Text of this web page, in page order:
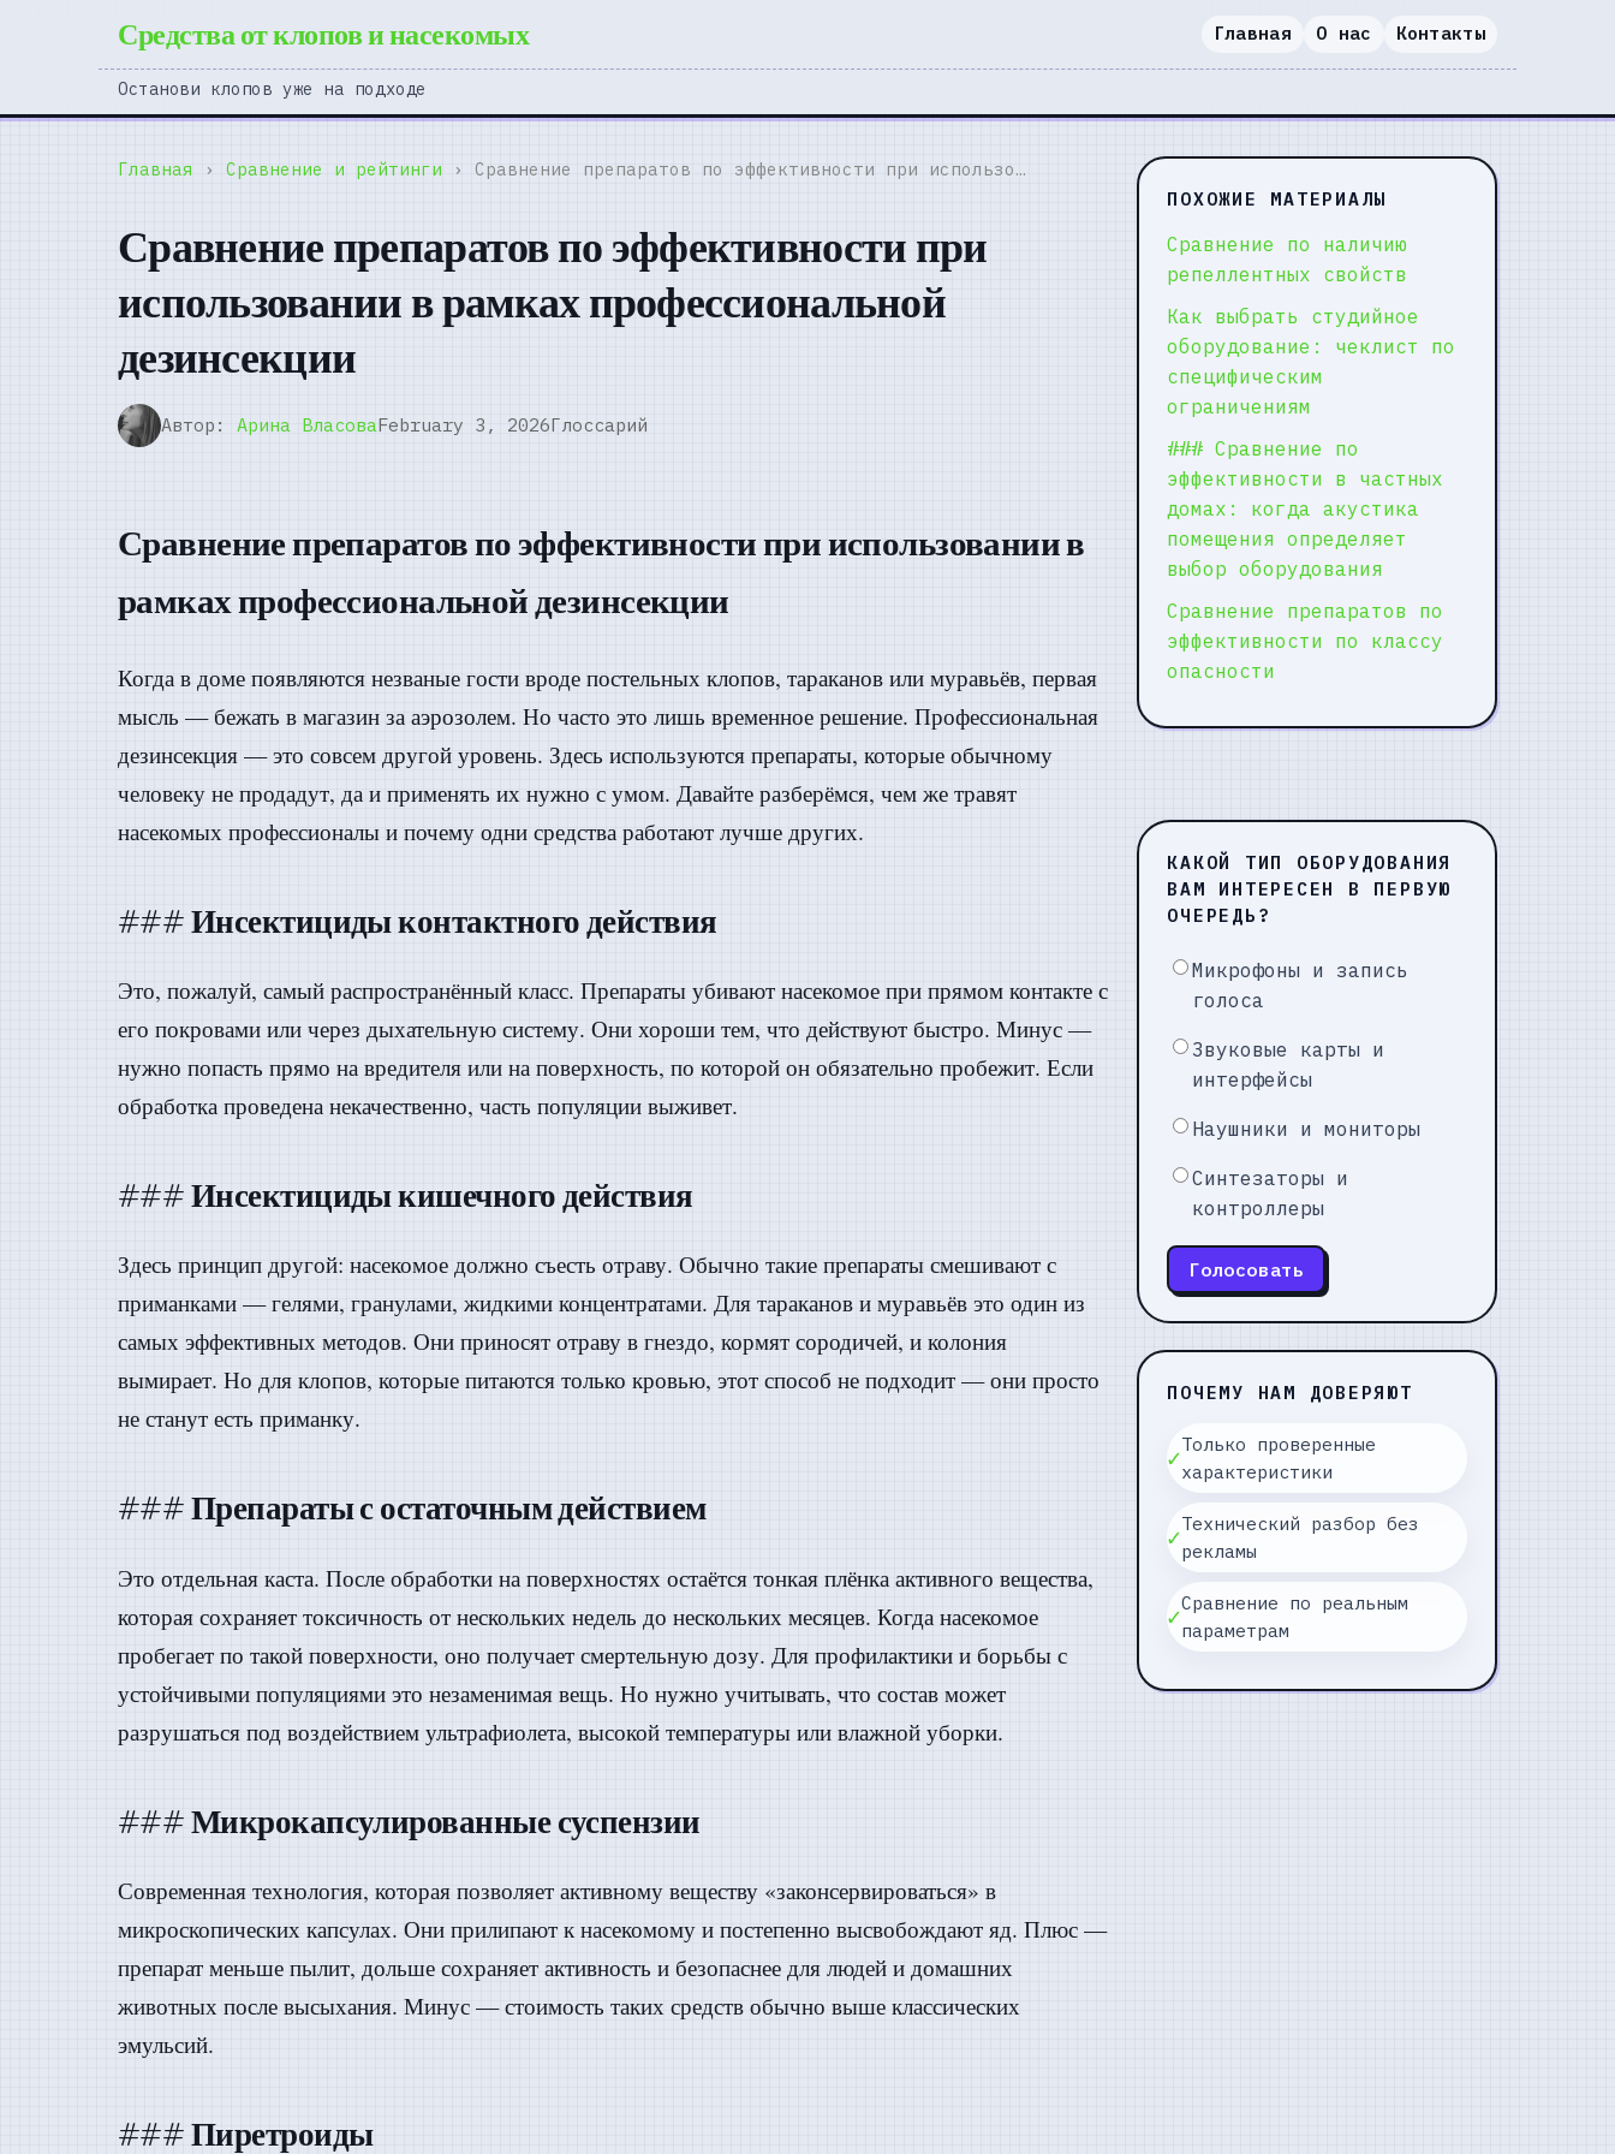
Средства от клопов и насекомых Главная О нас Контакты
Останови клопов уже на подходе
Главная › Сравнение и рейтинги › Сравнение препаратов по эффективности при использо…
Сравнение препаратов по эффективности при
использовании в рамках профессиональной
дезинсекции
Автор: Арина ВласоваFebruary 3, 2026Глоссарий
Сравнение препаратов по эффективности при использовании в
рамках профессиональной дезинсекции
Когда в доме появляются незваные гости вроде постельных клопов, тараканов или муравьёв, первая
мысль — бежать в магазин за аэрозолем. Но часто это лишь временное решение. Профессиональная
дезинсекция — это совсем другой уровень. Здесь используются препараты, которые обычному
человеку не продадут, да и применять их нужно с умом. Давайте разберёмся, чем же травят
насекомых профессионалы и почему одни средства работают лучше других.
### Инсектициды контактного действия
Это, пожалуй, самый распространённый класс. Препараты убивают насекомое при прямом контакте с
его покровами или через дыхательную систему. Они хороши тем, что действуют быстро. Минус —
нужно попасть прямо на вредителя или на поверхность, по которой он обязательно пробежит. Если
обработка проведена некачественно, часть популяции выживет.
### Инсектициды кишечного действия
Здесь принцип другой: насекомое должно съесть отраву. Обычно такие препараты смешивают с
приманками — гелями, гранулами, жидкими концентратами. Для тараканов и муравьёв это один из
самых эффективных методов. Они приносят отраву в гнездо, кормят сородичей, и колония
вымирает. Но для клопов, которые питаются только кровью, этот способ не подходит — они просто
не станут есть приманку.
### Препараты с остаточным действием
Это отдельная каста. После обработки на поверхностях остаётся тонкая плёнка активного вещества,
которая сохраняет токсичность от нескольких недель до нескольких месяцев. Когда насекомое
пробегает по такой поверхности, оно получает смертельную дозу. Для профилактики и борьбы с
устойчивыми популяциями это незаменимая вещь. Но нужно учитывать, что состав может
разрушаться под воздействием ультрафиолета, высокой температуры или влажной уборки.
### Микрокапсулированные суспензии
Современная технология, которая позволяет активному веществу «законсервироваться» в
микроскопических капсулах. Они прилипают к насекомому и постепенно высвобождают яд. Плюс —
препарат меньше пылит, дольше сохраняет активность и безопаснее для людей и домашних
животных после высыхания. Минус — стоимость таких средств обычно выше классических
эмульсий.
### Пиретроиды
ПОХОЖИЕ МАТЕРИАЛЫ
Сравнение по наличию
репеллентных свойств
Как выбрать студийное
оборудование: чеклист по
специфическим
ограничениям
### Сравнение по
эффективности в частных
домах: когда акустика
помещения определяет
выбор оборудования
Сравнение препаратов по
эффективности по классу
опасности
КАКОЙ ТИП ОБОРУДОВАНИЯ
ВАМ ИНТЕРЕСЕН В ПЕРВУЮ
ОЧЕРЕДЬ?
Микрофоны и запись
голоса
Звуковые карты и
интерфейсы
Наушники и мониторы
Синтезаторы и
контроллеры
Голосовать
ПОЧЕМУ НАМ ДОВЕРЯЮТ
✓Только проверенные
характеристики
✓Технический разбор без
рекламы
✓Сравнение по реальным
параметрам